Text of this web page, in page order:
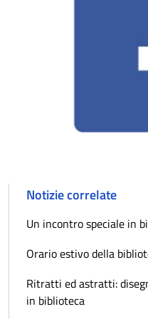
Notizie correlate
Un incontro speciale in
Orario estivo della
Ritratti ed astratti:
in biblioteca